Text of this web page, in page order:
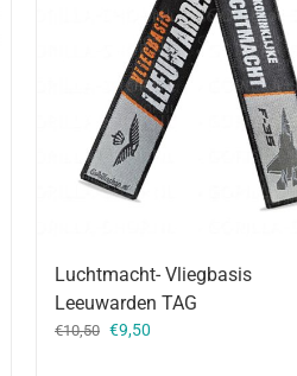
Luchtmacht- Vliegbasis
Leeuwarden TAG
€10,50 Oorspronkelijke
€9,50